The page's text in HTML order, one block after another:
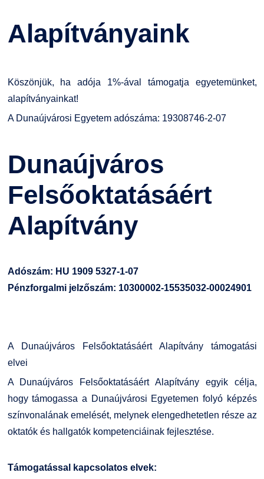
Hallgatókra érvényes szabályzatok
Nemzetközi Lehetőségek
Fordítási Szolgáltatások
GY.I.K.
Neptun
Átjelentkezőknek
TDK/Tehetségnap
Online Studium
Telefonkönyv
Minőségirányítás
Intézményi és Tanulmányi Tájékoztató
Alapítványaink
Köszönjük, ha adója 1%-ával támogatja egyetemünket,
alapítványainkat!
A Dunaújvárosi Egyetem adószáma: 19308746-2-07
Dunaújváros
Felsőoktatásáért
Alapítvány
Adószám: HU 1909 5327-1-07
Pénzforgalmi jelzőszám: 10300002-15535032-00024901
A Dunaújváros Felsőoktatásáért Alapítvány támogatási
elvei
A Dunaújváros Felsőoktatásáért Alapítvány egyik célja,
hogy támogassa a Dunaújvárosi Egyetemen folyó képzés
színvonalának emelését, melynek elengedhetetlen része az
oktatók és hallgatók kompetenciáinak fejlesztése.
Támogatással kapcsolatos elvek: